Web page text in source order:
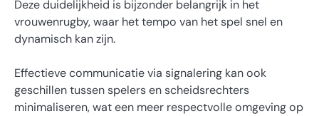
Deze duidelijkheid is bijzonder belangrijk in het
vrouwenrugby, waar het tempo van het spel snel en
dynamisch kan zijn.
Effectieve communicatie via signalering kan ook
geschillen tussen spelers en scheidsrechters
minimaliseren, wat een meer respectvolle omgeving op